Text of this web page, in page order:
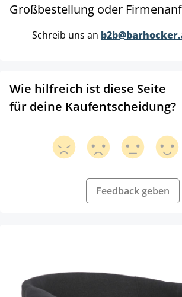
Großbestellung oder
Schreib uns an
Wie hilfreich ist diese Seite
für deine Kaufentscheidung?
Feedback geben